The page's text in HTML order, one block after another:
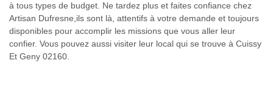
à tous types de budget. Ne tardez plus et faites confiance chez
Artisan Dufresne,ils sont là, attentifs à votre demande et toujours
disponibles pour accomplir les missions que vous aller leur
confier. Vous pouvez aussi visiter leur local qui se trouve à Cuissy
Et Geny 02160.